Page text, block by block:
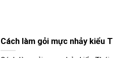
Cách làm gỏi mực nhảy kiểu